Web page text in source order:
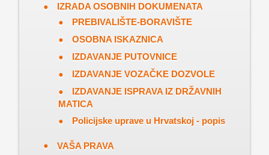
IZRADA OSOBNIH DOKUMENATA
PREBIVALIŠTE-BORAVIŠTE
OSOBNA ISKAZNICA
IZDAVANJE PUTOVNICE
IZDAVANJE VOZAČKE DOZVOLE
IZDAVANJE ISPRAVA IZ DRŽAVNIH
MATICA
Policijske uprave u Hrvatskoj - popis
VAŠA PRAVA